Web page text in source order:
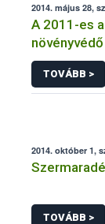
2014. május 28,
A 2011-es
TOVÁBB >
2014. október 1,
TOVÁBB >